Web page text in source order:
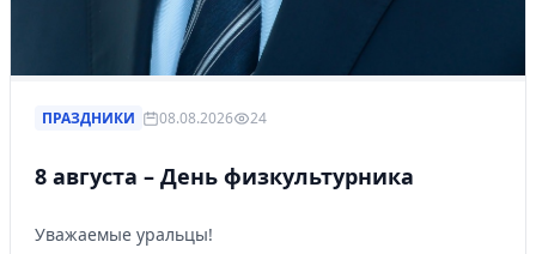
ПРАЗДНИКИ 08.08.2026 24
8 августа – День физкультурника
Уважаемые уральцы!